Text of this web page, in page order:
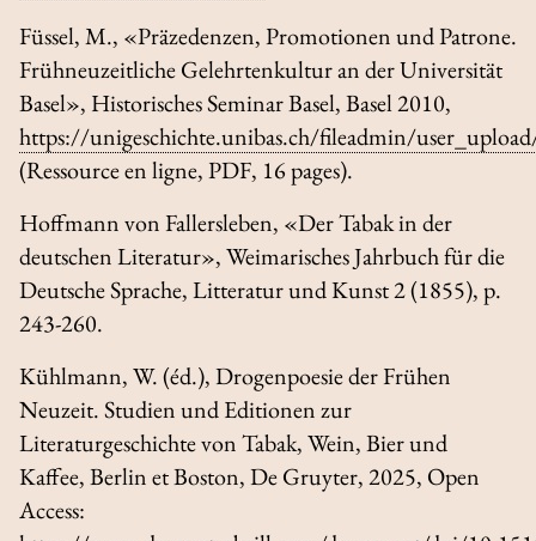
Füssel, M., «Präzedenzen, Promotionen und Patrone.
Frühneuzeitliche Gelehrtenkultur an der Universität
Basel», Historisches Seminar Basel, Basel 2010,
https://unigeschichte.unibas.ch/fileadmin/
(Ressource en ligne, PDF, 16 pages).
Hoffmann von Fallersleben, «Der Tabak in der
deutschen Literatur»,Weimarisches Jahrbuch für die
Deutsche Sprache, Litteratur und Kunst2 (1855), p.
243-260.
Kühlmann, W. (éd.),Drogenpoesie der Frühen
Neuzeit. Studien und Editionen zur
Literaturgeschichte von Tabak, Wein, Bier und
Kaffee, Berlin et Boston, De Gruyter, 2025, Open
Access: